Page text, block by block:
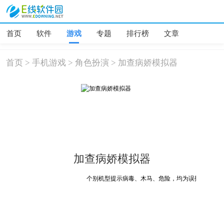
首页 软件 游戏 专题 排行榜 文章
首页 >手机游戏 >角色扮演 > 加查病娇模拟器
加查病娇模拟器
个别机型提示病毒、木马、危险，均为误报可放心下